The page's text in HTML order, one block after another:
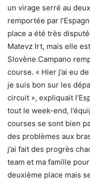
un virage serré au
remportée par
place a été très
Matevz Irt, mais elle
Slovène.Campano
course. « Hier j’ai eu
je suis bon sur les
circuit », expliquait
tout le week-end,
courses se sont bien
des problèmes aux
j’ai fait des progrès
team et ma famille
deuxième place mais